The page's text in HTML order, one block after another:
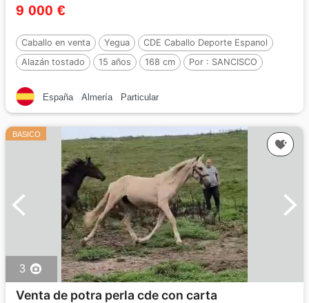
9 000 €
Caballo en venta Yegua
CDE Caballo Deporte Espanol
Alazán tostado
15 años 168 cm Por : SANCISCO
España Almería Particular
BASICO
3
Venta de potra perla cde con carta